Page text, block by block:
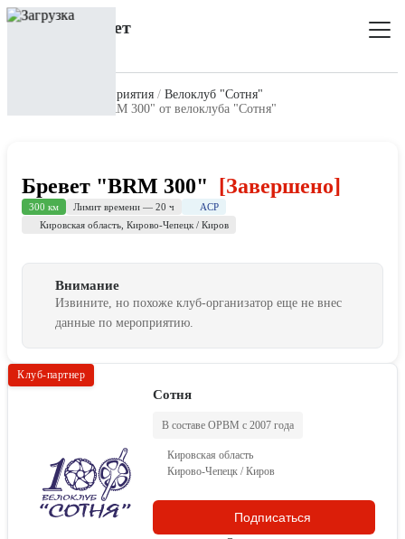
Все мероприятия
Велоклуб "Сотня"
Мероприятие "BRM 300" от велоклуба "Сотня"
Бревет "BRM 300" [Завершено]
300 км Лимит времени — 20 ч
ACP
Кировская область Кирово-Чепецк / Киров
Внимание
Извините, но похоже клуб-организатор еще не внес
данные по мероприятию.
Клуб-партнер
Сотня
В составе ОРВМ с 2007 года
Кировская область
Кирово-Чепецк / Киров
Подписаться